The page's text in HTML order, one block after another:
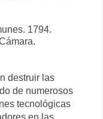
1794.
destruir las
de numerosos
tecnológicas
en las